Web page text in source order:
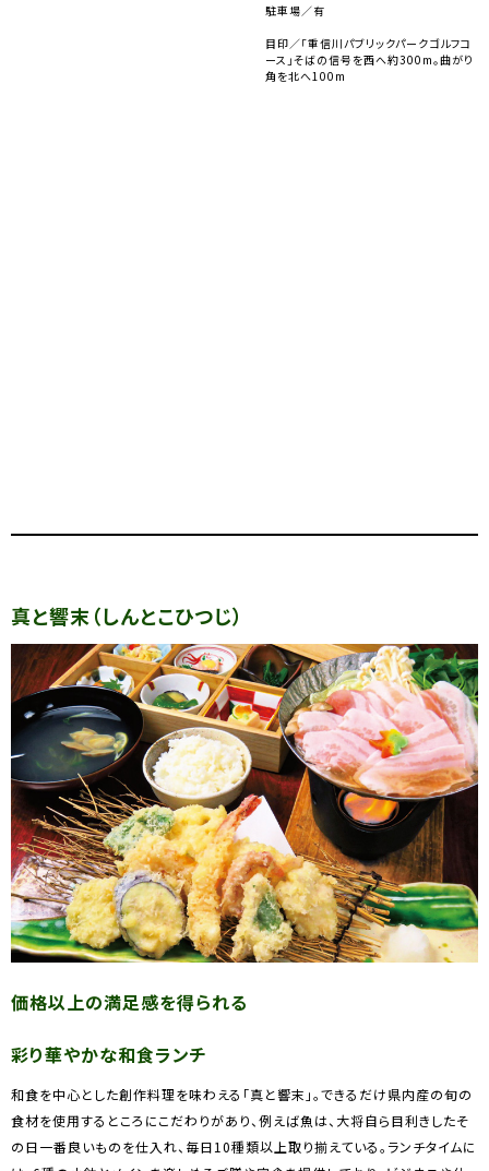
駐車場／有
目印／「重信川パブリックパークゴルフコ
ース」そばの信号を西へ約300m。曲がり
角を北へ100m
真と響末（しんとこひつじ）
価格以上の満足感を得られる
彩り華やかな和食ランチ
和食を中心とした創作料理を味わえる「真と響末」。できるだけ県内産の旬の
食材を使用するところにこだわりがあり、例えば魚は、大将自ら目利きしたそ
の日一番良いものを仕入れ、毎日10種類以上取り揃えている。ランチタイムに